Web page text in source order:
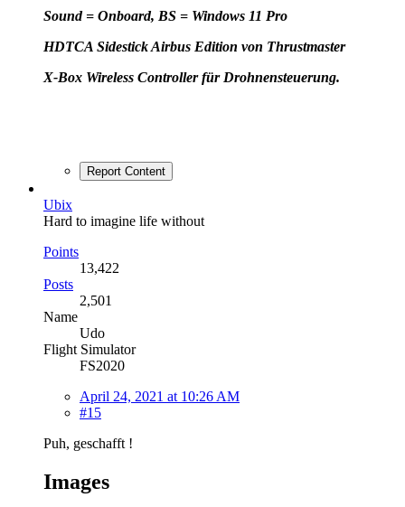
Sound = Onboard, BS = Windows 11 Pro
HDTCA Sidestick Airbus Edition von Thrustmaster
X-Box Wireless Controller für Drohnensteuerung.
Report Content
Ubix
Hard to imagine life without
Points
13,422
Posts
2,501
Name
Udo
Flight Simulator
FS2020
April 24, 2021 at 10:26 AM
#15
Puh, geschafft !
Images